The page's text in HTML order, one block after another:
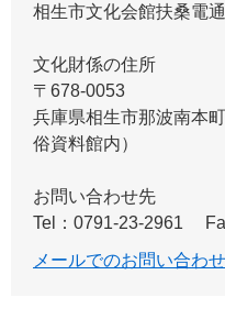
相生市文化会館扶桑電
文化財係の住所
〒678-0053
兵庫県相生市那波南本
俗資料館内）
お問い合わせ先
Tel：0791-23-2961
メールでのお問い合わ